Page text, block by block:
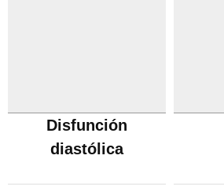
Disfunción
diastólica